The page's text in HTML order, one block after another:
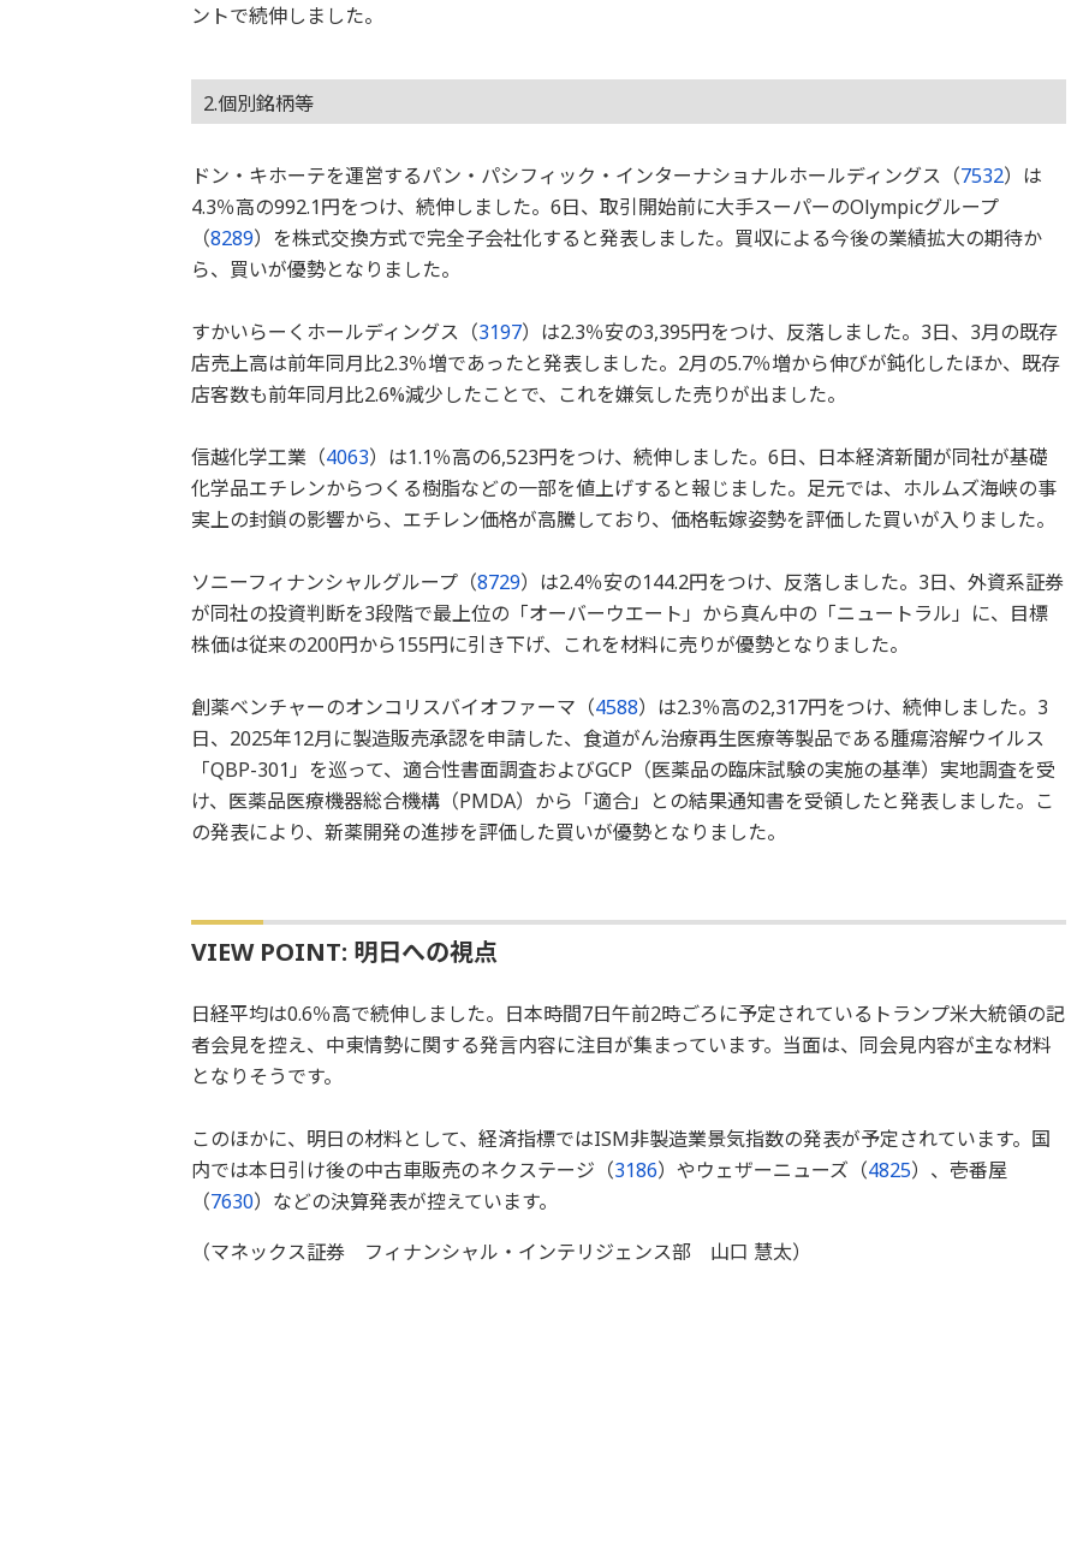
ントで続伸しました。
2.個別銘柄等
ドン・キホーテを運営するパン・パシフィック・インターナショナルホールディングス（7532）は
4.3％高の992.1円をつけ、続伸しました。6日、取引開始前に大手スーパーのOlympicグループ
（8289）を株式交換方式で完全子会社化すると発表しました。買収による今後の業績拡大の期待か
ら、買いが優勢となりました。
すかいらーくホールディングス（3197）は2.3％安の3,395円をつけ、反落しました。3日、3月の既存
店売上高は前年同月比2.3％増であったと発表しました。2月の5.7％増から伸びが鈍化したほか、既存
店客数も前年同月比2.6%減少したことで、これを嫌気した売りが出ました。
信越化学工業（4063）は1.1％高の6,523円をつけ、続伸しました。6日、日本経済新聞が同社が基礎
化学品エチレンからつくる樹脂などの一部を値上げすると報じました。足元では、ホルムズ海峡の事
実上の封鎖の影響から、エチレン価格が高騰しており、価格転嫁姿勢を評価した買いが入りました。
ソニーフィナンシャルグループ（8729）は2.4％安の144.2円をつけ、反落しました。3日、外資系証券
が同社の投資判断を3段階で最上位の「オーバーウエート」から真ん中の「ニュートラル」に、目標
株価は従来の200円から155円に引き下げ、これを材料に売りが優勢となりました。
創薬ベンチャーのオンコリスバイオファーマ（4588）は2.3％高の2,317円をつけ、続伸しました。3
日、2025年12月に製造販売承認を申請した、食道がん治療再生医療等製品である腫瘍溶解ウイルス
「QBP-301」を巡って、適合性書面調査およびGCP（医薬品の臨床試験の実施の基準）実地調査を受
け、医薬品医療機器総合機構（PMDA）から「適合」との結果通知書を受領したと発表しました。こ
の発表により、新薬開発の進捗を評価した買いが優勢となりました。
VIEW POINT: 明日への視点
日経平均は0.6％高で続伸しました。日本時間7日午前2時ごろに予定されているトランプ米大統領の記
者会見を控え、中東情勢に関する発言内容に注目が集まっています。当面は、同会見内容が主な材料
となりそうです。
このほかに、明日の材料として、経済指標ではISM非製造業景気指数の発表が予定されています。国
内では本日引け後の中古車販売のネクステージ（3186）やウェザーニューズ（4825）、壱番屋
（7630）などの決算発表が控えています。
（マネックス証券 フィナンシャル・インテリジェンス部 山口 慧太）